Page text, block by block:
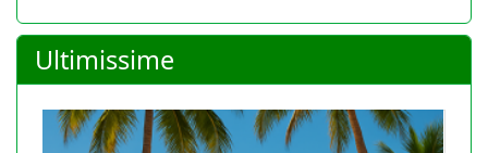
Ultimissime